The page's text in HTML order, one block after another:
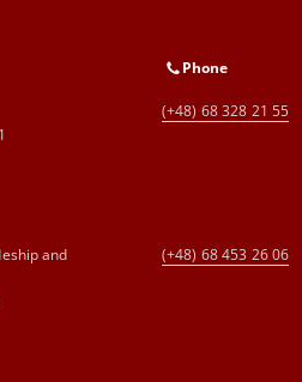
Phone
(+48) 68 328 21 55
and
(+48) 68 453 26 06